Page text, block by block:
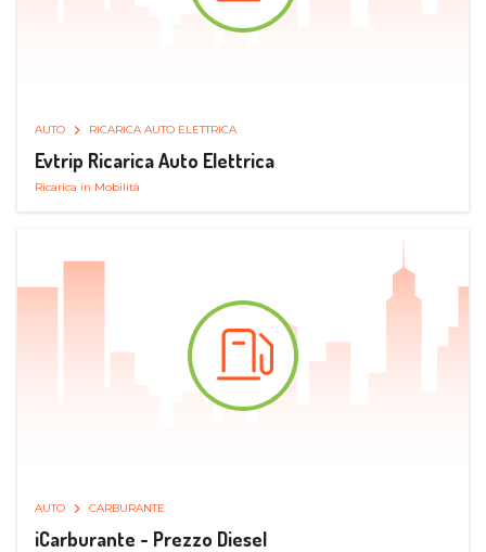
AUTO RICARICA AUTO ELETTRICA
Evtrip Ricarica Auto Elettrica
Ricarica in Mobilità
AUTO CARBURANTE
iCarburante - Prezzo Diesel